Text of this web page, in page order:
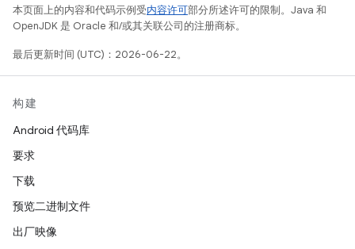
本页面上的内容和代码示例受内容许可部分所述许可的限制。Java 和
OpenJDK 是 Oracle 和/或其关联公司的注册商标。
最后更新时间 (UTC)：2026-06-22。
构建
Android 代码库
要求
下载
预览二进制文件
出厂映像